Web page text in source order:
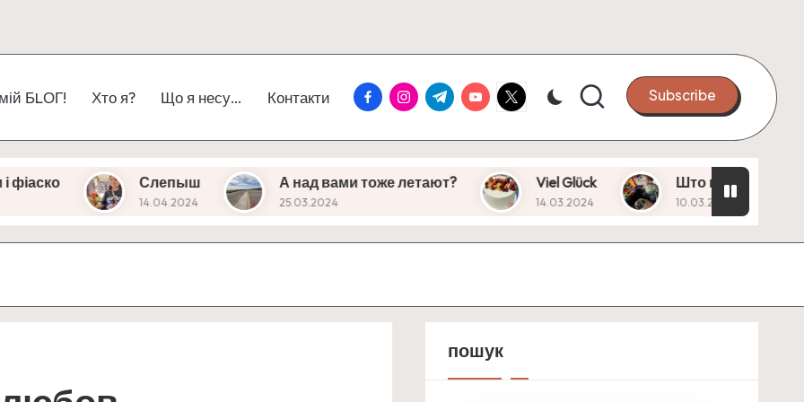
БLОГ! Хто я? Що я несу… Контакти FacebookInstagramTelegramYoutube
X Subscribe
Слепыш
14.04.2024
А над вами тоже летают?
25.03.2024
Viel Glück
14.03.2024
Што це? Вікошечко!
10.03.2024
пошук